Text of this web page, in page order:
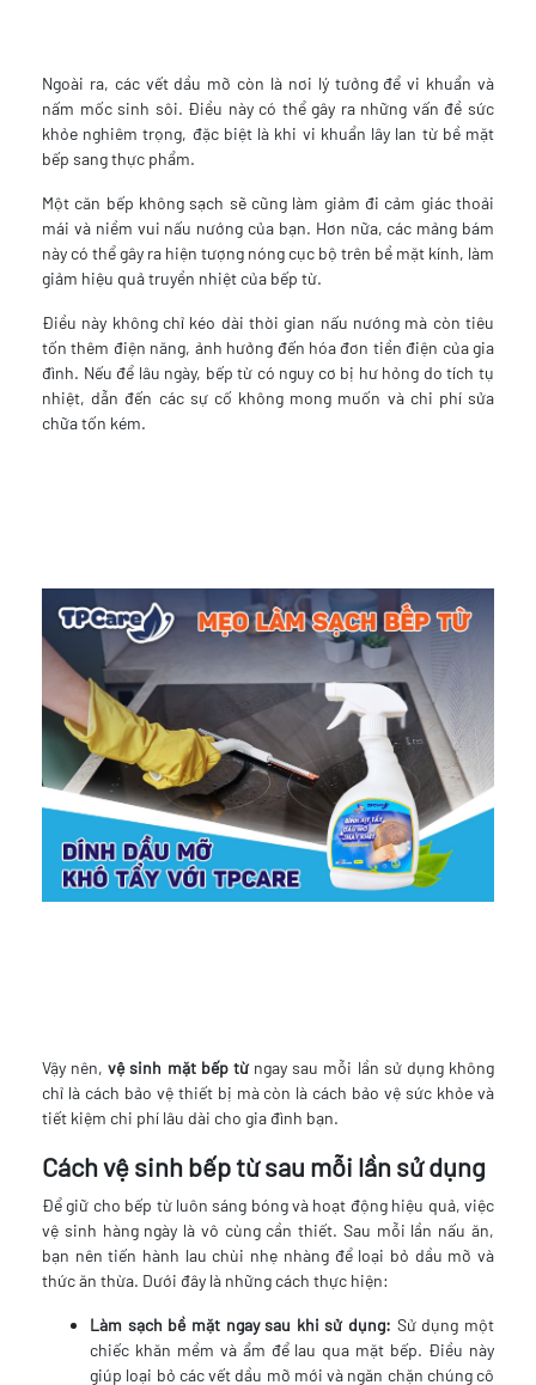
Ngoài ra, các vết dầu mỡ còn là nơi lý tưởng để vi khuẩn và
nấm mốc sinh sôi. Điều này có thể gây ra những vấn đề sức
khỏe nghiêm trọng, đặc biệt là khi vi khuẩn lây lan từ bề mặt
bếp sang thực phẩm.
Một căn bếp không sạch sẽ cũng làm giảm đi cảm giác thoải
mái và niềm vui nấu nướng của bạn. Hơn nữa, các mảng bám
này có thể gây ra hiện tượng nóng cục bộ trên bề mặt kính, làm
giảm hiệu quả truyền nhiệt của bếp từ.
Điều này không chỉ kéo dài thời gian nấu nướng mà còn tiêu
tốn thêm điện năng, ảnh hưởng đến hóa đơn tiền điện của gia
đình. Nếu để lâu ngày, bếp từ có nguy cơ bị hư hỏng do tích tụ
nhiệt, dẫn đến các sự cố không mong muốn và chi phí sửa
chữa tốn kém.
Vậy nên,vệ sinh mặt bếp từngay sau mỗi lần sử dụng không
chỉ là cách bảo vệ thiết bị mà còn là cách bảo vệ sức khỏe và
tiết kiệm chi phí lâu dài cho gia đình bạn.
Cách vệ sinh bếp từ sau mỗi lần sử dụng
Để giữ cho bếp từ luôn sáng bóng và hoạt động hiệu quả, việc
vệ sinh hàng ngày là vô cùng cần thiết. Sau mỗi lần nấu ăn,
bạn nên tiến hành lau chùi nhẹ nhàng để loại bỏ dầu mỡ và
thức ăn thừa. Dưới đây là những cách thực hiện:
Làm sạch bề mặt ngay sau khi sử dụng: Sử dụng một
chiếc khăn mềm và ẩm để lau qua mặt bếp. Điều này
giúp loại bỏ các vết dầu mỡ mới và ngăn chặn chúng cô